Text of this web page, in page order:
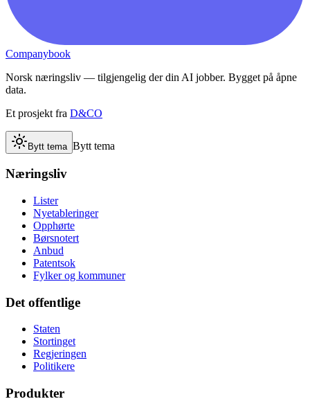
Companybook
Norsk næringsliv — tilgjengelig der din AI jobber. Bygget på åpne
data.
Et prosjekt fra D&CO
Bytt tema Bytt tema
Næringsliv
Lister
Nyetableringer
Opphørte
Børsnotert
Anbud
Patentsok
Fylker og kommuner
Det offentlige
Staten
Stortinget
Regjeringen
Politikere
Produkter